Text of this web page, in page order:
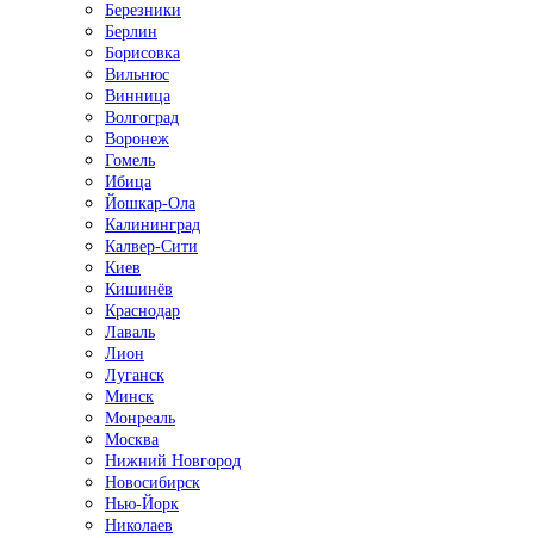
Березники
Берлин
Борисовка
Вильнюс
Винница
Волгоград
Воронеж
Гомель
Ибица
Йошкар-Ола
Калининград
Калвер-Сити
Киев
Кишинёв
Краснодар
Лаваль
Лион
Луганск
Минск
Монреаль
Москва
Нижний Новгород
Новосибирск
Нью-Йорк
Николаев